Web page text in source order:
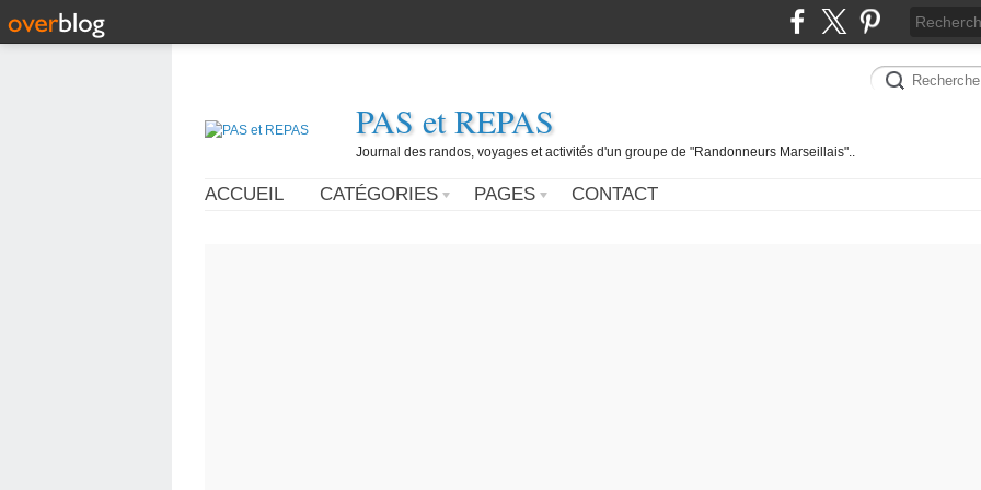
PAS et REPAS
Journal des randos, voyages et activités d'un groupe de "Randonneurs Marseillais"..
ACCUEIL CATÉGORIES PAGES CONTACT